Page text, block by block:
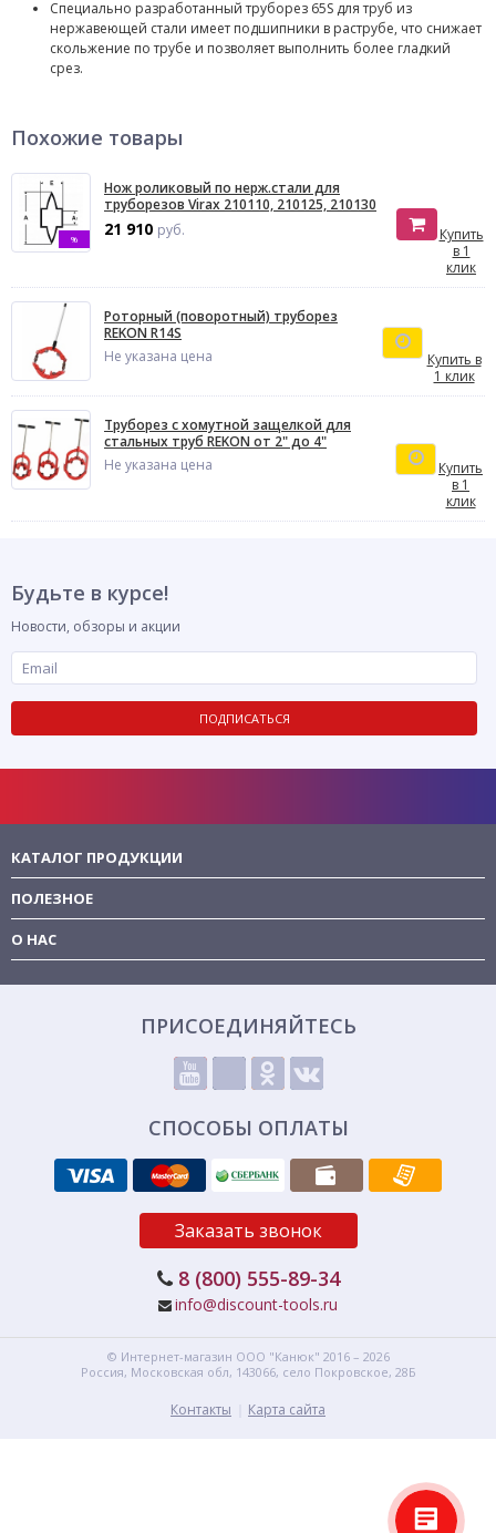
Специально разработанный труборез 65S для труб из
нержавеющей стали имеет подшипники в раструбе, что снижает
скольжение по трубе и позволяет выполнить более гладкий
срез.
Похожие товары
%
Нож роликовый по нерж.стали для
труборезов Virax 210110, 210125, 210130
21 910 руб.
Купить
в 1
клик
Роторный (поворотный) труборез
REKON R14S
Не указана цена
Купить в
1 клик
Труборез с хомутной защелкой для
стальных труб REKON от 2" до 4"
Не указана цена
Купить
в 1
клик
Будьте в курсе!
Новости, обзоры и акции
ПОДПИСАТЬСЯ
КАТАЛОГ ПРОДУКЦИИ
ПОЛЕЗНОЕ
О НАС
ПРИСОЕДИНЯЙТЕСЬ
СПОСОБЫ ОПЛАТЫ
Заказать звонок
8 (800) 555-89-34
info@discount-tools.ru
© Интернет-магазин ООО "Канюк" 2016 – 2026
Россия, Московская обл, 143066, село Покровское, 28Б
Контакты Карта сайта